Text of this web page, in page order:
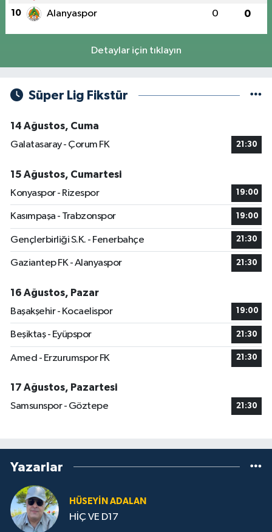
10 Alanyaspor 0 0
Detaylar için tıklayın
Süper Lig Fikstür
14 Ağustos, Cuma
Galatasaray - Çorum FK
21:30
15 Ağustos, Cumartesi
Konyaspor - Rizespor
19:00
Kasımpaşa - Trabzonspor 19:00
Gençlerbirliği S.K. - Fenerbahçe 21:30
Gaziantep FK - Alanyaspor 21:30
16 Ağustos, Pazar
Başakşehir - Kocaelispor
19:00
Beşiktaş - Eyüpspor 21:30
Amed - Erzurumspor FK 21:30
17 Ağustos, Pazartesi
Samsunspor - Göztepe
21:30
Yazarlar
HÜSEYIN ADALAN
HİÇ VE D17